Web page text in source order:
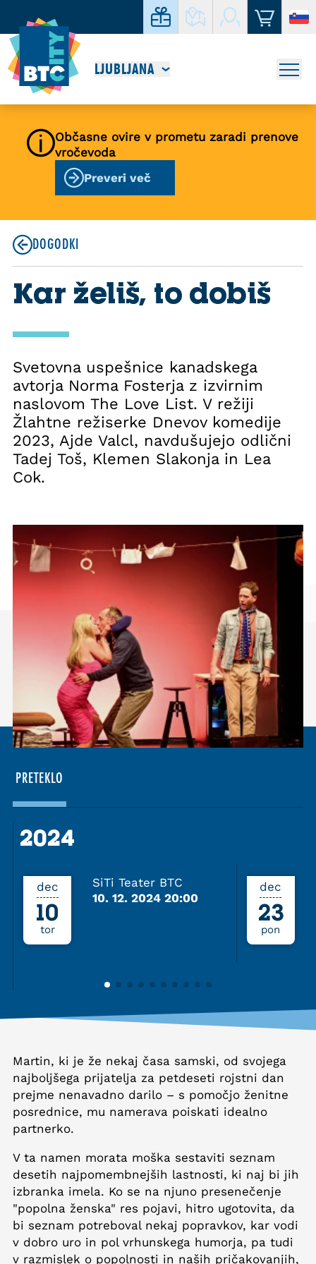
LJUBLJANA
Občasne ovire v prometu zaradi prenove
vročevoda
Preveri več
DOGODKI
Kar želiš, to dobiš
Svetovna uspešnice kanadskega
avtorja Norma Fosterja z izvirnim
naslovom The Love List. V režiji
Žlahtne režiserke Dnevov komedije
2023, Ajde Valcl, navdušujejo odlični
Tadej Toš, Klemen Slakonja in Lea
Cok.
PRETEKLO
2024
2024
dec
10
tor
SiTi Teater BTC
10. 12. 2024 20:00
dec
23
pon
Martin, ki je že nekaj časa samski, od svojega
najboljšega prijatelja za petdeseti rojstni dan
prejme nenavadno darilo – s pomočjo ženitne
posrednice, mu namerava poiskati idealno
partnerko.
V ta namen morata moška sestaviti seznam
desetih najpomembnejših lastnosti, ki naj bi jih
izbranka imela. Ko se na njuno presenečenje
"popolna ženska" res pojavi, hitro ugotovita, da
bi seznam potreboval nekaj popravkov, kar vodi
v dobro uro in pol vrhunskega humorja, pa tudi
v razmislek o popolnosti in naših pričakovanjih,